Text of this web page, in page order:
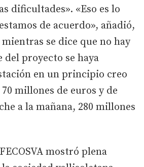
dificultades». «Eso es lo
de acuerdo», añadió,
se dice que no hay
del proyecto se haya
en un principio creo
millones de euros y de
a la mañana, 280 millones
mostró plena